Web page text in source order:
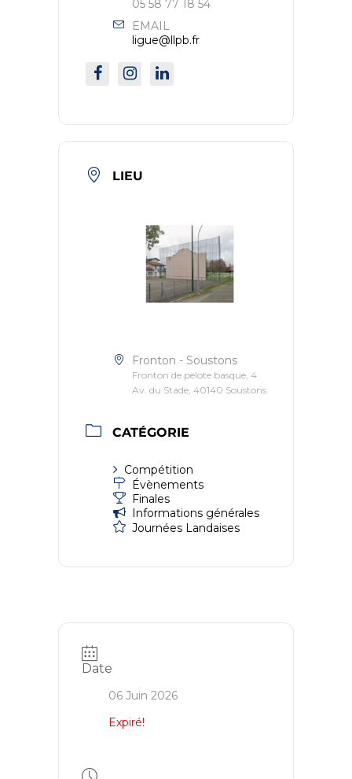
05 58 77 18 54
EMAIL
ligue@llpb.fr
LIEU
Fronton - Soustons
Fronton de pelote basque, 4
Av. du Stade, 40140 Soustons
CATÉGORIE
Compétition
Évènements
Finales
Informations générales
Journées Landaises
Date
06 Juin 2026
Expiré!